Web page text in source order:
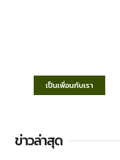
เป็นเพื่อนกับเรา
ข่าวล่าสุด